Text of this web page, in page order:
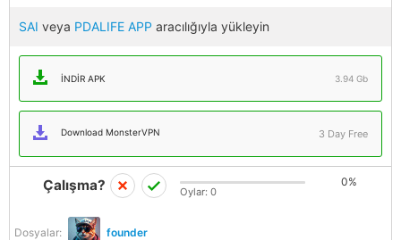
SAI veya PDALIFE APP aracılığıyla yükleyin
İNDIR APK 3.94 Gb
Download MonsterVPN 3 Day Free
Dosyalar: founder
Çalışma? 0%
Oylar: 0